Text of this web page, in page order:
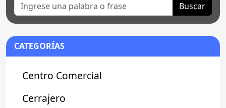
Buscar
CATEGORÍAS
Centro Comercial
Cerrajero